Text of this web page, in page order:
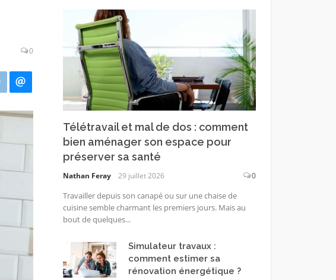
0
Télétravail et mal de dos : comment
bien aménager son espace pour
préserver sa santé
Nathan Feray 29 juillet 2026 0
Travailler depuis son canapé ou sur une chaise de
cuisine semble charmant les premiers jours. Mais au
bout de quelques...
Simulateur travaux :
comment estimer sa
rénovation énergétique ?